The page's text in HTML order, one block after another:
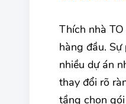
Thích nhà
hàng đầu.
nhiều dự án
thay đổi rõ
tầng chọn